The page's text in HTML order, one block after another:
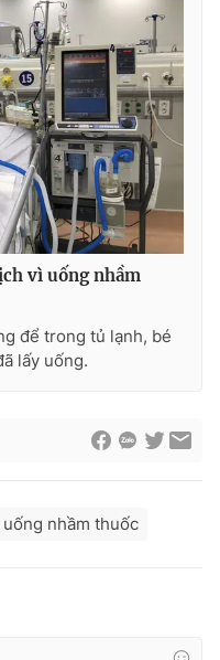
vì uống nhầm
để trong tủ lạnh, bé
lấy uống.
uống nhầm thuốc